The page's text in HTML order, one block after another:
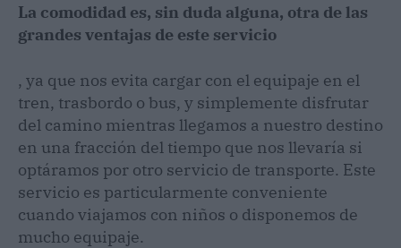
La comodidad es, sin duda alguna, otra de las
grandes ventajas de este servicio
, ya que nos evita cargar con el equipaje en el
tren, trasbordo o bus, y simplemente disfrutar
del camino mientras llegamos a nuestro destino
en una fracción del tiempo que nos llevaría si
optáramos por otro servicio de transporte. Este
servicio es particularmente conveniente
cuando viajamos con niños o disponemos de
mucho equipaje.